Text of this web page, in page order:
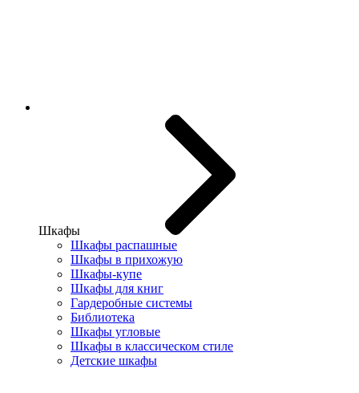
Шкафы
Шкафы распашные
Шкафы в прихожую
Шкафы-купе
Шкафы для книг
Гардеробные системы
Библиотека
Шкафы угловые
Шкафы в классическом стиле
Детские шкафы